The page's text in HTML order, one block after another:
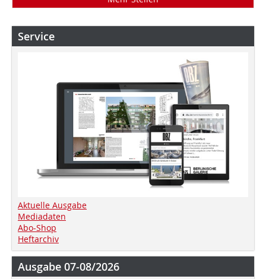
Service
Aktuelle Ausgabe
Mediadaten
Abo-Shop
Heftarchiv
Ausgabe 07-08/2026